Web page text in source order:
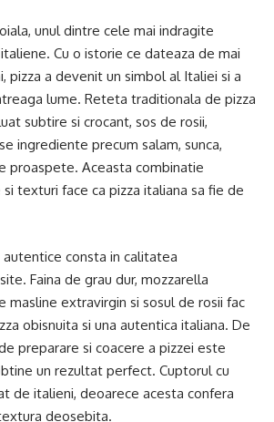
unul dintre cele mai indragite
Cu o istorie ce dateaza de mai
pizza a devenit un simbol al Italiei si a
lume. Reteta traditionala de pizza
subtire si crocant, sos de rosii,
ingrediente precum salam, sunca,
proaspete. Aceasta combinatie
texturi face ca pizza italiana sa fie de
consta in calitatea
Faina de grau dur, mozzarella
masline extravirgin si sosul de rosii fac
obisnuita si una autentica italiana. De
preparare si coacere a pizzei este
un rezultat perfect. Cuptorul cu
de italieni, deoarece acesta confera
deosebita.